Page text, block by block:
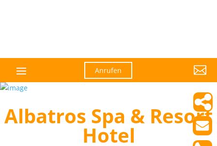
Anrufen 
Albatros Spa & Resort
Hotel